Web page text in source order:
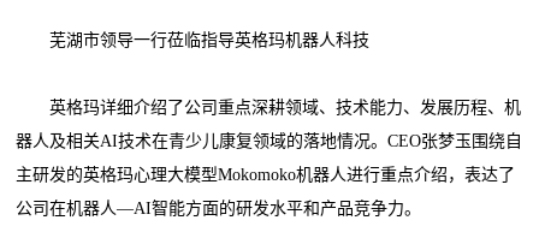
芜湖市领导一行莅临指导英格玛机器人科技
英格玛详细介绍了公司重点深耕领域、技术能力、发展历程、机
器人及相关AI技术在青少儿康复领域的落地情况。CEO张梦玉围绕自
主研发的英格玛心理大模型Mokomoko机器人进行重点介绍，表达了
公司在机器人—AI智能方面的研发水平和产品竞争力。